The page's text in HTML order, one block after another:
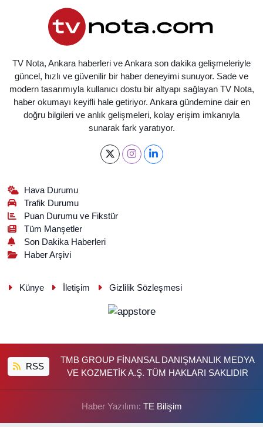
TV Nota, Ankara haberleri ve Ankara son dakika gelişmeleriyle
güncel, hızlı ve güvenilir bir haber deneyimi sunuyor. Sade ve
modern tasarımıyla kullanıcı dostu bir altyapı sağlayan TV Nota,
haber okumayı keyifli hale getiriyor. Ankara gündemine dair en
doğru bilgileri ve anlık gelişmeleri, kolay erişim imkanıyla
sunarak fark yaratıyor.
Hava Durumu
Trafik Durumu
Puan Durumu ve Fikstür
Tüm Manşetler
Son Dakika Haberleri
Haber Arşivi
Künye İletişim Gizlilik Sözleşmesi
RSS
TMB GROUP FİNANSAL DANIŞMANLIK MEDYA
VE KOZMETİK A.Ş. TÜM HAKLARI SAKLIDIR
Haber Yazılımı: TE Bilişim